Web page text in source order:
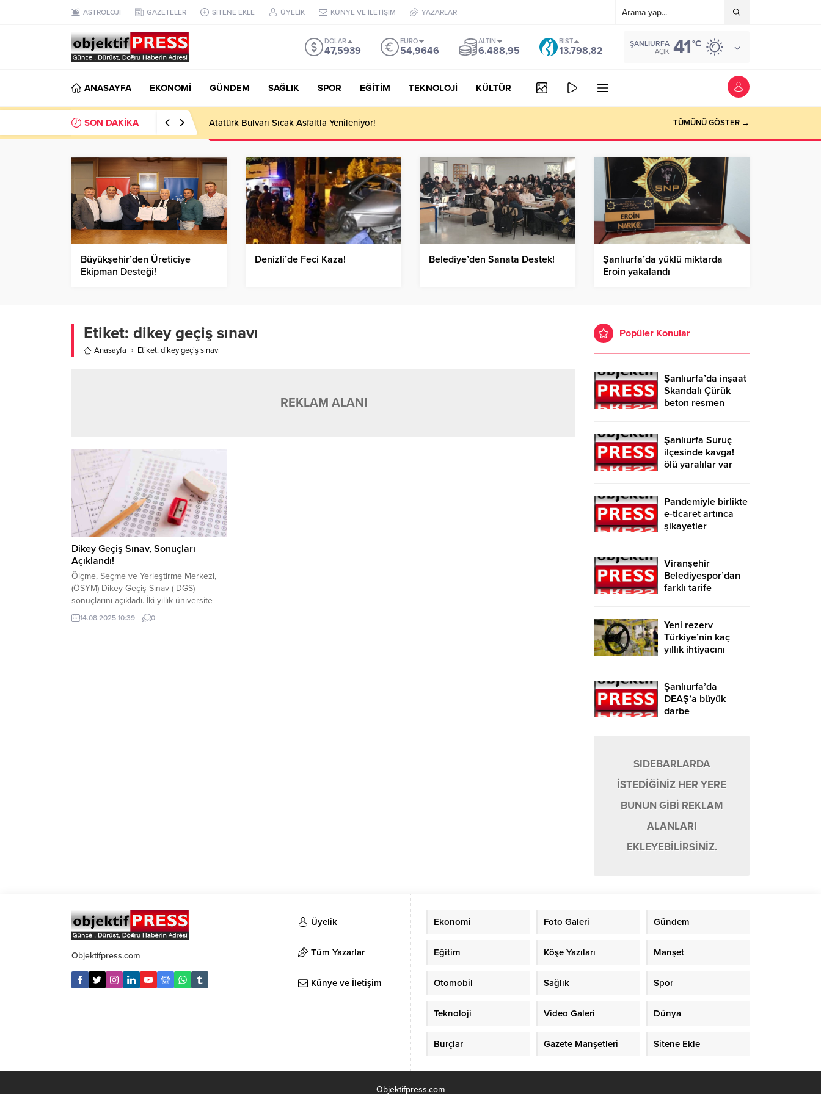
ASTROLOJİ GAZETELER SİTENE EKLE ÜYELİK KÜNYE VE İLETİŞİM YAZARLAR
DOLAR
47,5939
EURO
54,9646
ALTIN
6.488,95
BIST
13.798,82
ŞANLIURFA
AÇIK 41°C
ANASAYFA EKONOMİ GÜNDEM SAĞLIK SPOR EĞİTİM TEKNOLOJİ KÜLTÜR
SON DAKİKA Atatürk Bulvarı Sıcak Asfaltla Yenileniyor! TÜMÜNÜ GÖSTER →
Büyükşehir’den Üreticiye
Ekipman Desteği!
Denizli’de Feci Kaza! Belediye’den Sanata Destek!
Şanlıurfa’da yüklü miktarda
Eroin yakalandı
Etiket: dikey geçiş sınavı
Anasayfa Etiket: dikey geçiş sınavı
REKLAM ALANI
Dikey Geçiş Sınav, Sonuçları
Açıklandı!
Ölçme, Seçme ve Yerleştirme Merkezi,
(ÖSYM) Dikey Geçiş Sınav ( DGS)
sonuçlarını açıkladı. İki yıllık üniversite
mezunlarının, eğitimlerini dört yıla
tamamlamak için katıldığı DGS Sınav
14.08.2025 10:39 0
Popüler Konular
Şanlıurfa’da inşaat
Skandalı Çürük
beton resmen
Şanlıurfa Suruç
ilçesinde kavga!
ölü yaralılar var
Pandemiyle birlikte
e-ticaret artınca
şikayetler
Viranşehir
Belediyespor’dan
farklı tarife
Yeni rezerv
Türkiye’nin kaç
yıllık ihtiyacını
Şanlıurfa’da
DEAŞ’a büyük
darbe
SIDEBARLARDA
İSTEDİĞİNİZ HER YERE
BUNUN GİBİ REKLAM
ALANLARI
EKLEYEBİLİRSİNİZ.
Objektifpress.com
Üyelik
Tüm Yazarlar
Künye ve İletişim
Ekonomi Foto Galeri Gündem
Eğitim Köşe Yazıları Manşet
Otomobil Sağlık Spor
Teknoloji Video Galeri Dünya
Burçlar Gazete Manşetleri Sitene Ekle
Objektifpress.com